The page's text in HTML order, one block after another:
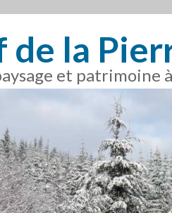
la
et patrimoine